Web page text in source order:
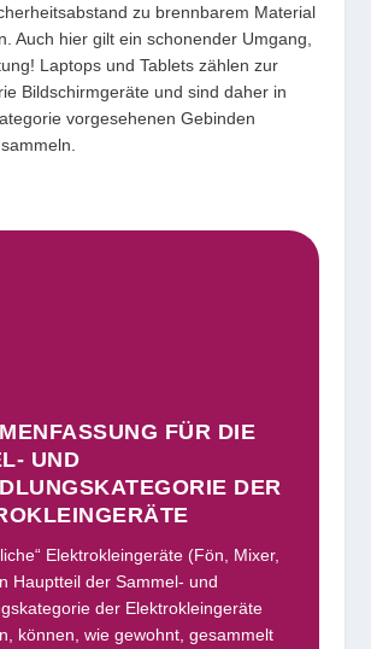
zu brennbarem Material
Auch hier gilt ein schonender Umgang,
Laptops und Tablets zählen zur
Bildschirmgeräte und sind daher in
vorgesehenen Gebinden
FÜR DIE
UND
DER
Elektrokleingeräte (Fön, Mixer,
Hauptteil der Sammel- und
der Elektrokleingeräte
können, wie gewohnt, gesammelt